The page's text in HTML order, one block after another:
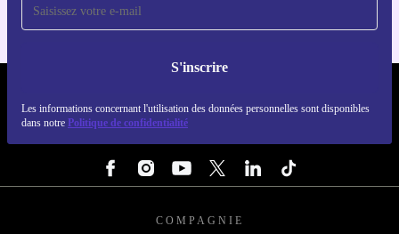
S'inscrire
Les informations concernant l'utilisation des données personnelles sont disponibles
dans notre Politique de confidentialité
COMPAGNIE